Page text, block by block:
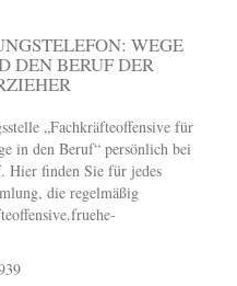
WEGE
DEN BERUF DER
„Fachkräfteoffensive für
in den Beruf“ persönlich bei
Hier finden Sie für jedes
die regelmäßig